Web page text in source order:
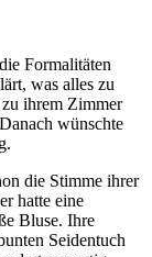
Formalitäten
was alles zu
ihrem Zimmer
wünschte
die Stimme ihrer
hatte eine
Bluse. Ihre
Seidentuch